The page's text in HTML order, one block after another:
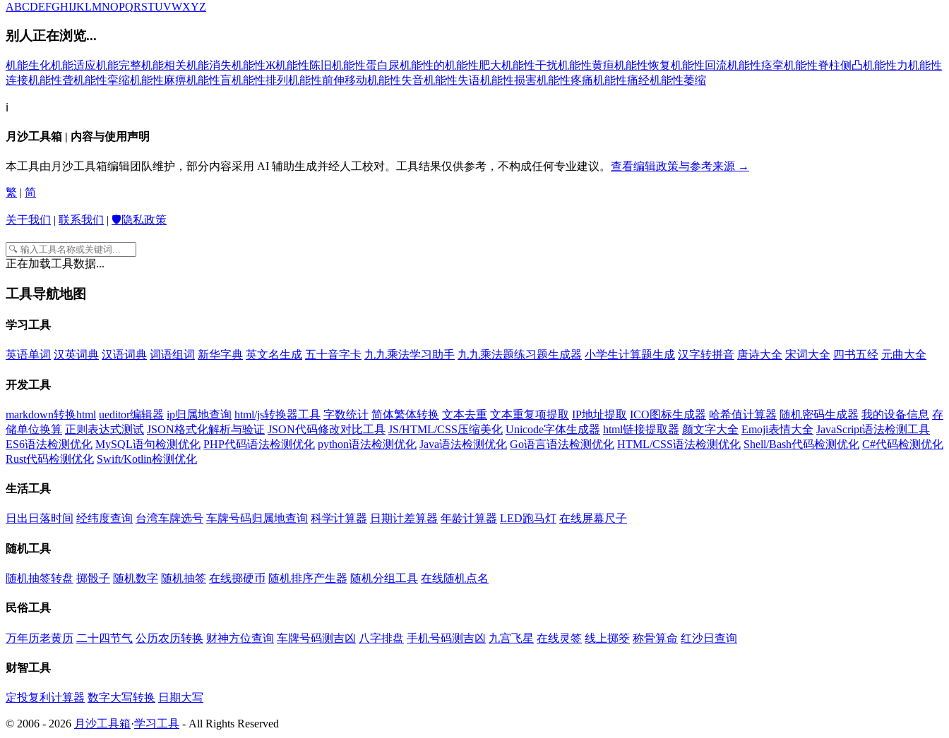
ABCDEFGHIJKLMNOPQRSTUVWXYZ
别人正在浏览...
机能生化机能适应机能完整机能相关机能消失机能性Ж机能性陈旧机能性蛋白尿机能性的机能性肥大机能性干扰机能性黄疸机能性恢复机能性回流机能性痉挛机能性脊柱侧凸机能性力机能性
连接机能性聋机能性挛缩机能性麻痹机能性盲机能性排列 机能性前伸移动机能性失音机能性失语机能性损害机能性疼痛机能性痛经机能性萎缩
ℹ️
月沙工具箱 | 内容与使用声明
本工具由月沙工具箱编辑团队维护，部分内容采用 AI 辅助生成并经人工校对。工具结果仅供参考，不构成任何专业建议。 查看编辑政策与参考来源 →
繁 | 简
关于我们 | 联系我们 | 🛡️隐私政策
正在加载工具数据...
工具导航地图
学习工具
英语单词 汉英词典 汉语词典 词语组词 新华字典 英文名生成 五十音字卡 九九乘法学习助手 九九乘法题练习题生成器 小学生计算题生成 汉字转拼音 唐诗大全 宋词大全 四书五经 元曲大全
开发工具
markdown转换html ueditor编辑器 ip归属地查询 html/js转换器工具 字数统计 简体繁体转换 文本去重 文本重复项提取 IP地址提取 ICO图标生成器 哈希值计算器 随机密码生成器 我的设备信息 存
储单位换算 正则表达式测试 JSON格式化解析与验证 JSON代码修改对比工具 JS/HTML/CSS压缩美化 Unicode字体生成器 html链接提取器 颜文字大全 Emoji表情大全 JavaScript语法检测工具
ES6语法检测优化 MySQL语句检测优化 PHP代码语法检测优化 python语法检测优化 Java语法检测优化 Go语言语法检测优化 HTML/CSS语法检测优化 Shell/Bash代码检测优化 C#代码检测优化
Rust代码检测优化 Swift/Kotlin检测优化
生活工具
日出日落时间 经纬度查询 台湾车牌选号 车牌号码归属地查询 科学计算器 日期计差算器 年龄计算器 LED跑马灯 在线屏幕尺子
随机工具
随机抽签转盘 掷骰子 随机数字 随机抽签 在线掷硬币 随机排序产生器 随机分组工具 在线随机点名
民俗工具
万年历老黄历 二十四节气 公历农历转换 财神方位查询 车牌号码测吉凶 八字排盘 手机号码测吉凶 九宫飞星 在线灵签 线上掷筊 称骨算命 红沙日查询
财智工具
定投复利计算器 数字大写转换 日期大写
© 2006 - 2026 月沙工具箱·学习工具 - All Rights Reserved